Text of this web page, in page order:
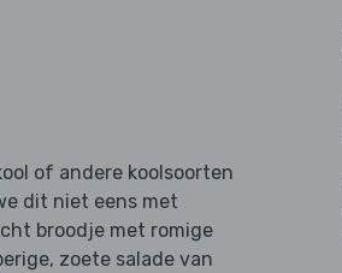
of andere koolsoorten
dit niet eens met
broodje met romige
zoete salade van